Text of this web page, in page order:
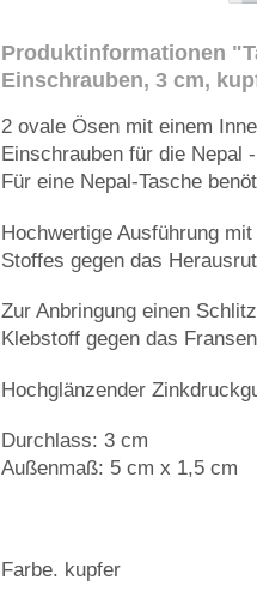
Produktinformationen
Einschrauben, 3 cm,
2 ovale Ösen mit einem
Einschrauben für die Nepal
Für eine Nepal-Tasche
Hochwertige Ausführung
Stoffes gegen das
Zur Anbringung einen
Klebstoff gegen das
Hochglänzender
Durchlass: 3 cm
Außenmaß: 5 cm x 1,5 cm
Farbe. kupfer